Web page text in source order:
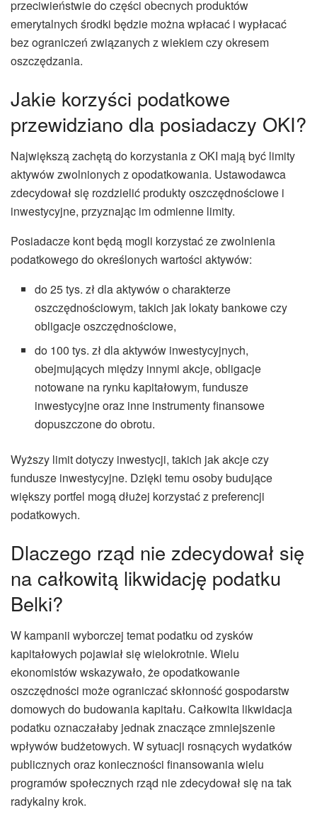
przeciwieństwie do części obecnych produktów
emerytalnych środki będzie można wpłacać i wypłacać
bez ograniczeń związanych z wiekiem czy okresem
oszczędzania.
Jakie korzyści podatkowe
przewidziano dla posiadaczy OKI?
Największą zachętą do korzystania z OKI mają być limity
aktywów zwolnionych z opodatkowania. Ustawodawca
zdecydował się rozdzielić produkty oszczędnościowe i
inwestycyjne, przyznając im odmienne limity.
Posiadacze kont będą mogli korzystać ze zwolnienia
podatkowego do określonych wartości aktywów:
do 25 tys. zł dla aktywów o charakterze
oszczędnościowym, takich jak lokaty bankowe czy
obligacje oszczędnościowe,
do 100 tys. zł dla aktywów inwestycyjnych,
obejmujących między innymi akcje, obligacje
notowane na rynku kapitałowym, fundusze
inwestycyjne oraz inne instrumenty finansowe
dopuszczone do obrotu.
Wyższy limit dotyczy inwestycji, takich jak akcje czy
fundusze inwestycyjne. Dzięki temu osoby budujące
większy portfel mogą dłużej korzystać z preferencji
podatkowych.
Dlaczego rząd nie zdecydował się
na całkowitą likwidację podatku
Belki?
W kampanii wyborczej temat podatku od zysków
kapitałowych pojawiał się wielokrotnie. Wielu
ekonomistów wskazywało, że opodatkowanie
oszczędności może ograniczać skłonność gospodarstw
domowych do budowania kapitału. Całkowita likwidacja
podatku oznaczałaby jednak znaczące zmniejszenie
wpływów budżetowych. W sytuacji rosnących wydatków
publicznych oraz konieczności finansowania wielu
programów społecznych rząd nie zdecydował się na tak
radykalny krok.